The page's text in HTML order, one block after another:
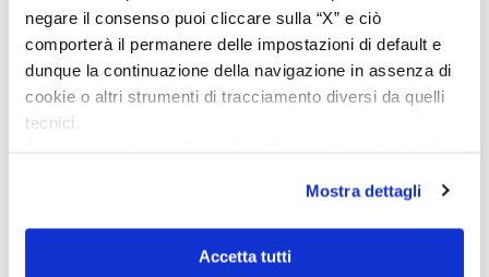
negare il consenso puoi cliccare sulla “X” e ciò
comporterà il permanere delle impostazioni di default e
dunque la continuazione della navigazione in assenza di
cookie o altri strumenti di tracciamento diversi da quelli
tecnici.
Se vuoi saperne di più consulta laprivacy policye la
Mostra dettagli
Accetta tutti
Service, tolle Preise! Ich kann Fabio Ferro ohne Bedenken
weiterempfehlen. Einfach TOPP!!
Acquirente verificato
neu, original und funktioniert einwandfrei. Besonders positiv
hervorheben möchte ich den attraktiven Preis sowie den
vollständig ausgefüllten und abgestempelten internationalen